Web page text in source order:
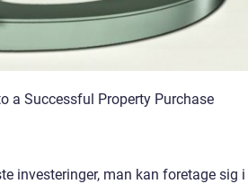
a Successful Property Purchase
investeringer, man kan foretage sig